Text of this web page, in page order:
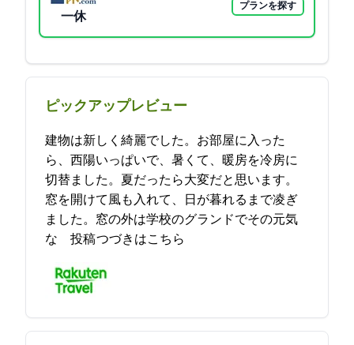
一休
プランを探す
ピックアップレビュー
建物は新しく綺麗でした。お部屋に入った
ら、西陽いっぱいで、暑くて、暖房を冷房に
切替ました。夏だったら大変だと思います。
窓を開けて風も入れて、日が暮れるまで凌ぎ
ました。窓の外は学校のグランドでその元気
な… 2021-10-31 22:50:35投稿つづきはこちら